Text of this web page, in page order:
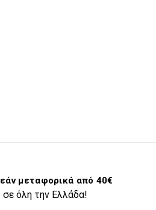
μεταφορικά από 40€
σε όλη την Ελλάδα!